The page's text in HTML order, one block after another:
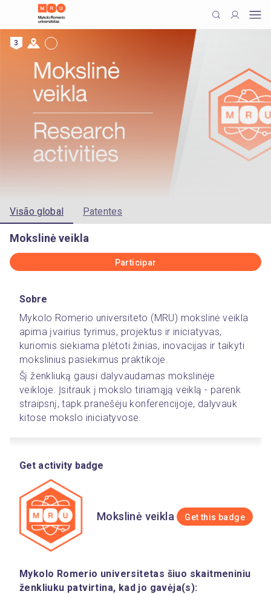
3
Visão global Patentes
Mokslinė veikla
Participar
Sobre
Mykolo Romerio universiteto (MRU) mokslinė veikla
apima įvairius tyrimus, projektus ir iniciatyvas,
kuriomis siekiama plėtoti žinias, inovacijas ir taikyti
mokslinius pasiekimus praktikoje.
Šį ženkliuką gausi dalyvaudamas mokslinėje
veikloje. Įsitrauk į mokslo tiriamąją veiklą - parenk
straipsnį, tapk pranešėju konferencijoje, dalyvauk
kitose mokslo iniciatyvose.
Get activity badge
Mokslinė veikla Get this badge
Mykolo Romerio universitetas šiuo skaitmeniniu
ženkliuku patvirtina, kad jo gavėja(s):